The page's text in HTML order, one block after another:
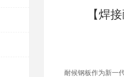
【焊
耐候钢板作为新一